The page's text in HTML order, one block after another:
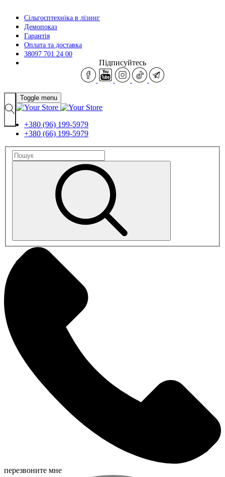
Сільгосптехніка в лізинг
Демопоказ
Гарантія
Оплата та доставка
38097 701 24 00
Підписуйтесь
Toggle menu
+380 (96) 199-5979
+380 (66) 199-5979
перезвоните мне